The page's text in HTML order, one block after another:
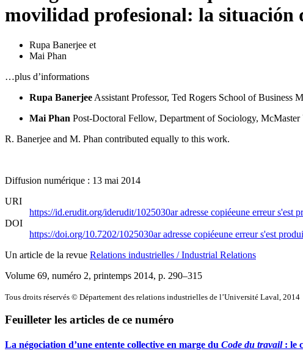
movilidad profesional: la situación
Rupa Banerjee et
Mai Phan
…plus d’informations
Rupa Banerjee Assistant Professor, Ted Rogers School of Business
Mai Phan Post-Doctoral Fellow, Department of Sociology,
R. Banerjee and M. Phan contributed equally to this work.
Diffusion numérique : 13 mai 2014
URI
https://id.erudit.org/iderudit/1025030aradresse copiéeune erreur s'est
DOI
https://doi.org/10.7202/1025030aradresse copiéeune erreur s'est
Un article de la revue Relations industrielles / Industrial Relations
Volume 69, numéro 2, printemps 2014, p. 290–315
Tous droits réservés © Département des relations industrielles de l’Université Laval, 2014
Feuilleter les articles de ce numéro
La négociation d’une entente collective en marge du Code du travail: le